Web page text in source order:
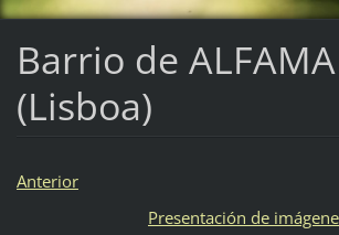
Barrio de ALFAMA
(Lisboa)
Anterior
Presentación de